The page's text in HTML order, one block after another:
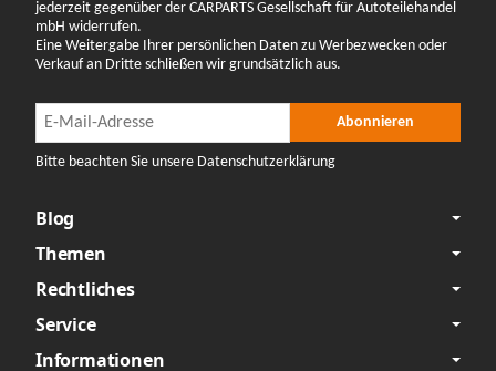
jederzeit gegenüber der CARPARTS Gesellschaft für Autoteilehandel
mbH widerrufen.
Eine Weitergabe Ihrer persönlichen Daten zu Werbezwecken oder
Verkauf an Dritte schließen wir grundsätzlich aus.
Newsletter Abonnieren Abonnieren
Bitte beachten Sie unsere Datenschutzerklärung
Blog
Themen
Rechtliches
Service
Informationen